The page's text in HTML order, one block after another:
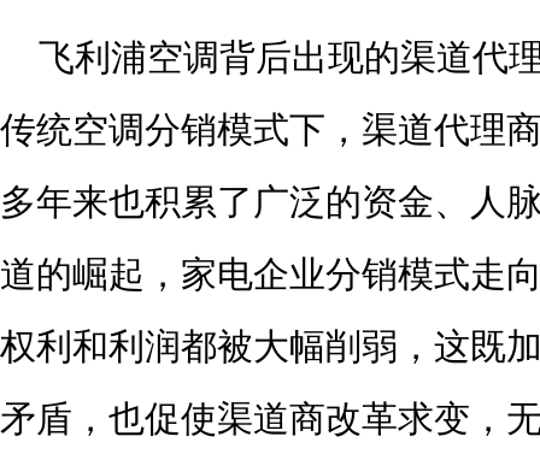
飞利浦空调背后出现的渠道代
传统空调分销模式下，渠道代理
多年来也积累了广泛的资金、人
道的崛起，家电企业分销模式走
权利和利润都被大幅削弱，这既
矛盾，也促使渠道商改革求变，